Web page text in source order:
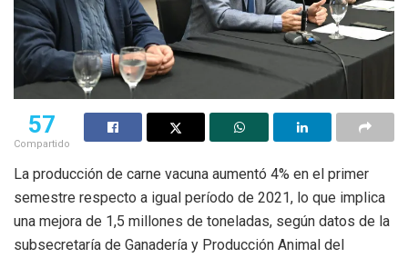
57
Compartido
La producción de carne vacuna aumentó 4% en el primer
semestre respecto a igual período de 2021, lo que implica
una mejora de 1,5 millones de toneladas, según datos de la
subsecretaría de Ganadería y Producción Animal del